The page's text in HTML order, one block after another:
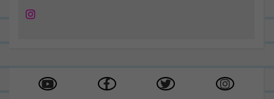
Instagram